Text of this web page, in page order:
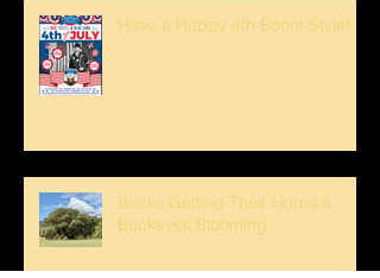
Have a Happy 4th Boont Style!
Bucks Getting Their Horns &
Buckeyes Blooming